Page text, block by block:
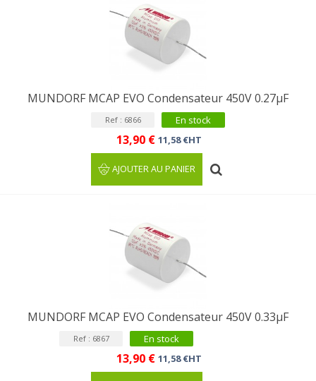
MUNDORF MCAP EVO Condensateur 450V 0.27µF
Ref : 6866 En stock
13,90 € 11,58 €HT
AJOUTER AU PANIER
MUNDORF MCAP EVO Condensateur 450V 0.33µF
Ref : 6867 En stock
13,90 € 11,58 €HT